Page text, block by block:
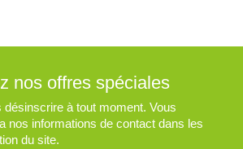
nos offres spéciales
à tout moment. Vous
nos informations de contact dans les
du site.